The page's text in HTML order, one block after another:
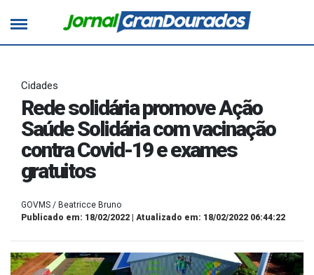
Cidades
Rede solidária promove Ação
Saúde Solidária com vacinação
contra Covid-19 e exames
gratuitos
GOVMS / Beatricce Bruno
Publicado em: 18/02/2022 | Atualizado em: 18/02/2022 06:44:22